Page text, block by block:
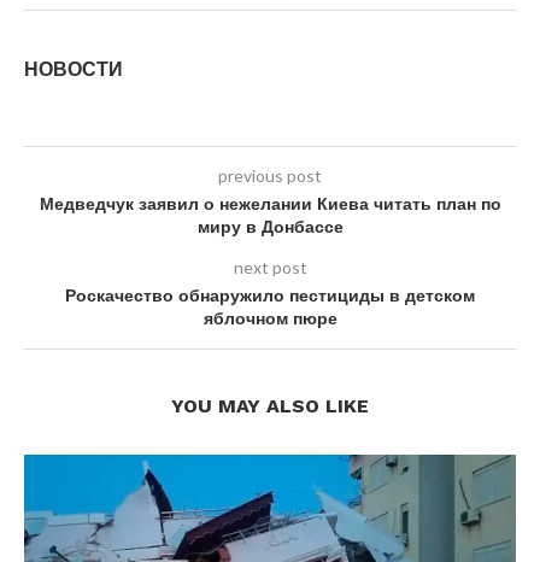
НОВОСТИ
previous post
Медведчук заявил о нежелании Киева читать план по
миру в Донбассе
next post
Роскачество обнаружило пестициды в детском
яблочном пюре
YOU MAY ALSO LIKE